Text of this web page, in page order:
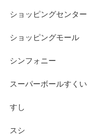
ショッピングセンター
ショッピングモール
シンフォニー
スーパーボールすくい
すし
スシ